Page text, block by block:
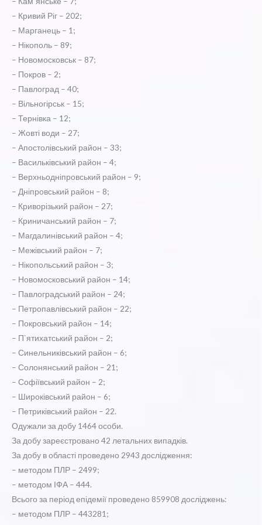
– Кривий Ріг – 202;
– Марганець – 1;
– Нікополь – 89;
– Новомосковськ – 87;
– Покров – 2;
– Павлоград – 40;
– Вільногірськ – 15;
– Тернівка – 12;
– Жовті води – 27;
– Апостолівський район – 33;
– Васильківський район – 4;
– Верхньодніпровський район – 9;
– Дніпровський район – 8;
– Криворізький район – 27;
– Криничанський район – 7;
– Магдалинівський район – 4;
– Межівський район – 7;
– Нікопольський район – 3;
– Новомосковський район – 14;
– Павлоградський район – 24;
– Петропавлівський район – 22;
– Покровський район – 14;
– П`ятихатський район – 2;
– Синельниківський район – 6;
– Солонянський район – 21;
– Софіївський район – 2;
– Широківський район – 6;
– Петриківський район – 22.
Одужали за добу 1464 особи.
За добу зареєстровано 42 летальних випадків.
За добу в області проведено 2943 дослідження:
– методом ПЛР – 2499;
– методом ІФА – 444.
Всього за період епідемії проведено 859908 досліджень:
– методом ПЛР – 443281;